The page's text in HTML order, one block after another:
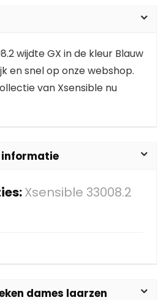
wijdte GX in de kleur Blauw
en snel op onze webshop.
van Xsensible nu
Xsensible 33008.2
dames laarzen